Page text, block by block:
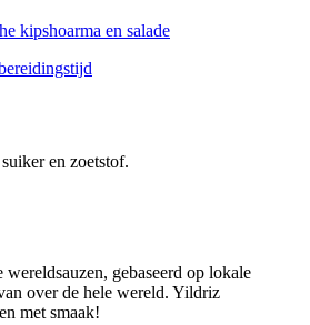
kipshoarma en salade
en zoetstof.
gebaseerd op lokale
over de hele wereld. Yildriz
met smaak!